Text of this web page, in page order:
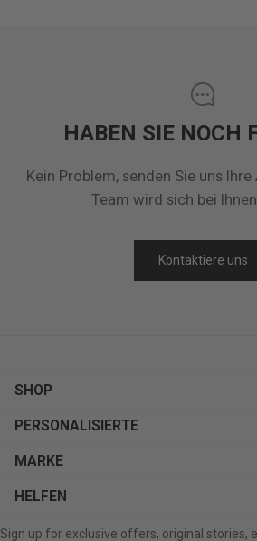
HABEN SIE NOCH
Kein Problem, senden Sie uns
Team wird sich bei
Kontaktiere uns
SHOP
PERSONALISIERTE
MARKE
HELFEN
Sign up for exclusive offers, original stories,